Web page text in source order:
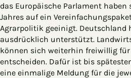
das Europäische Parlament haben
Jahres auf ein
Agrarpolitik geeinigt. Deutschland
ausdrücklich unterstützt.
können sich weiterhin freiwillig für
entscheiden. Dafür ist bis
eine einmalige Meldung für die